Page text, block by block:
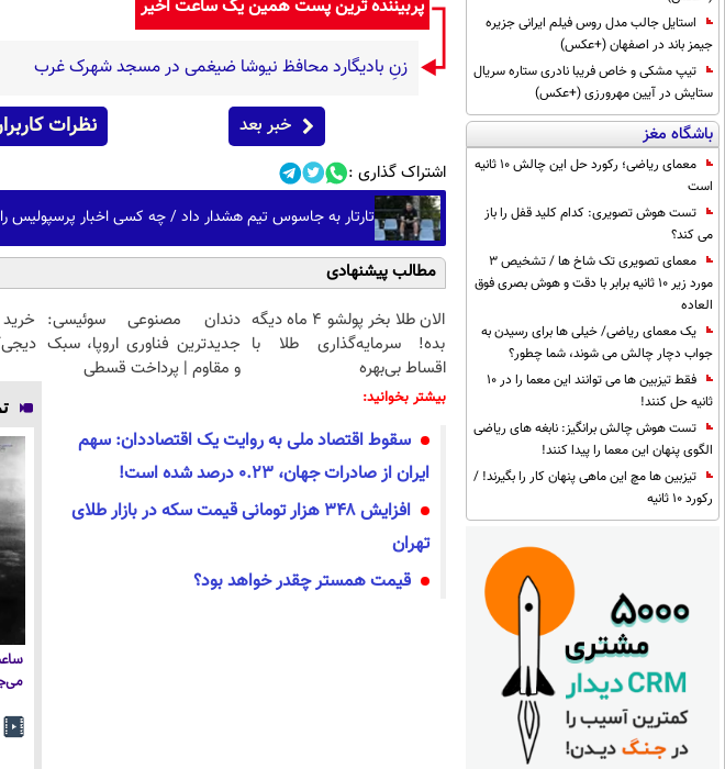
استایل جالب مدل روس فیلم ایرانی جزیره
جیمز باند در اصفهان (+عکس)
تیپ مشکی و خاص فریبا نادری ستاره سریال
ستایش در آیین مهرورزی (+عکس)
باشگاه مغز
معمای ریاضی؛ رکورد حل این چالش 10 ثانیه
است
تست هوش تصویری: کدام کلید قفل را باز
می کند؟
معمای تصویری تک شاخ ها / تشخیص 3
مورد زیر 10 ثانیه برابر با دقت و هوش بصری فوق
العاده
یک معمای ریاضی/ خیلی ها برای رسیدن به
جواب دچار چالش می شوند، شما چطور؟
فقط تیزبین ها می توانند این معما را در 10
ثانیه حل کنند!
تست هوش چالش برانگیز: نابغه های ریاضی
الگوی پنهان این معما را پیدا کنند!
تیزبین ها مچ این ماهی پنهان کار را بگیرند! /
رکورد 10 ثانیه
پربیننده ترین پست همین یک ساعت اخیر
زنِ بادیگارد محافظ نیوشا ضیغمی در مسجد شهرک غرب
خبر بعد نظرات
اشتراک گذاری :
تارتار به جاسوس تیم هشدار داد / چه کسی اخبار پرسپولیس
مطالب پیشنهادی
الان طلا بخر پولشو 4 ماه دیگه
بده! سرمایه‌گذاری طلا با
اقساط بی‌بهره
دندان مصنوعی سوئیسی:
جدیدترین فناوری اروپا، سبک
و مقاوم | پرداخت قسطی
بیشتر بخوانید:
سقوط اقتصاد ملی به روایت یک اقتصاددان: سهم
ایران از صادرات جهان، 0.23 درصد شده است!
افزایش ۳۴۸ هزار تومانی قیمت سکه در بازار طلای
تهران
قیمت همستر چقدر خواهد بود؟